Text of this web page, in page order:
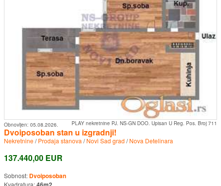
PLAY nekretnine PJ. NS-GN DOO. Upisan U Reg. Pos. Broj 711
Obnovljen: 05.08.2026.
Dvoiposoban stan u izgradnji!
Nekretnine/Prodaja stanova /Novi Sad grad /Nova Detelinara
137.440,00 EUR
Sobnost: Dvoiposoban
Kvadratura: